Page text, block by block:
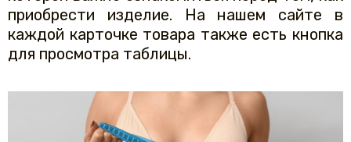
приобрести изделие. На нашем сайте в
каждой карточке товара также есть кнопка
для просмотра таблицы.